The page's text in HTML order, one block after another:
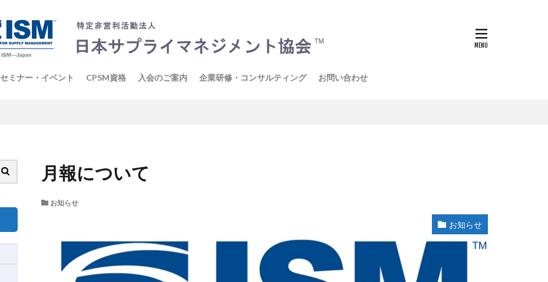
セミナー・イベント CPSM資格 入会のご案内 企業研修・コンサルティング お問い合わせ
月報について
お知らせ
お知らせ